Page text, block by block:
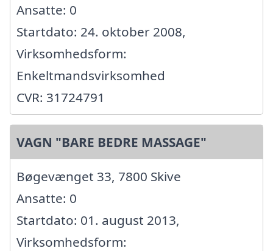
Ansatte: 0
Startdato: 24. oktober 2008,
Virksomhedsform:
Enkeltmandsvirksomhed
CVR: 31724791
VAGN "BARE BEDRE MASSAGE"
Bøgevænget 33, 7800 Skive
Ansatte: 0
Startdato: 01. august 2013,
Virksomhedsform: